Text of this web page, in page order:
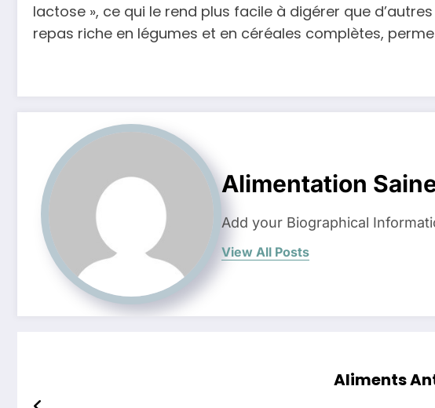
lactose », ce qui le rend plus facile à digérer que
repas riche en légumes et en céréales complètes,
Alimentation
Add your Biographical
View All Posts
Aliments